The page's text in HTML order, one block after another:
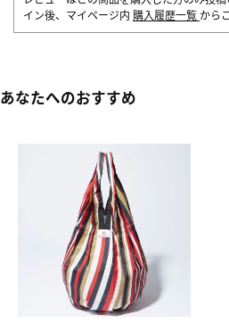
イン後、マイページ内 購入履歴一覧 から
あなたへのおすすめ